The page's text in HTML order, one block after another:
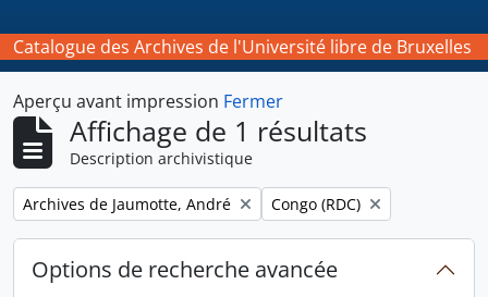
Catalogue des Archives de l'Université libre de Bruxelles
Aperçu avant impression Fermer
Affichage de 1 résultats
Description archivistique
Remove filter:
Archives de Jaumotte, André Remove filter:
Congo (RDC)
Options de recherche avancée